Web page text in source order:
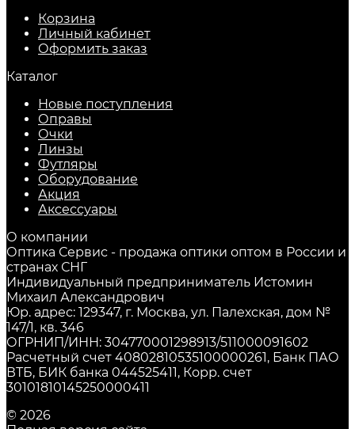
Корзина
Личный кабинет
Оформить заказ
Каталог
Новые поступления
Оправы
Очки
Линзы
Футляры
Оборудование
Акция
Аксессуары
О компании
Оптика Сервис - продажа оптики оптом в России и
странах СНГ
Индивидуальный предприниматель Истомин
Михаил Александрович
Юр. адрес: 129347, г. Москва, ул. Палехская, дом №
147/1, кв. 346
ОГРНИП/ИНН: 304770001298913/511000091602
Расчетный счет 40802810535100000261, Банк ПАО
ВТБ, БИК банка 044525411, Корр. счет
30101810145250000411
© 2026